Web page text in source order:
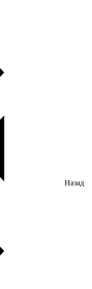
Назад